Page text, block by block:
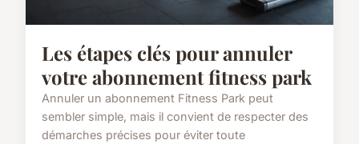
Les étapes clés pour annuler
votre abonnement fitness park
Annuler un abonnement Fitness Park peut
sembler simple, mais il convient de respecter des
démarches précises pour éviter toute